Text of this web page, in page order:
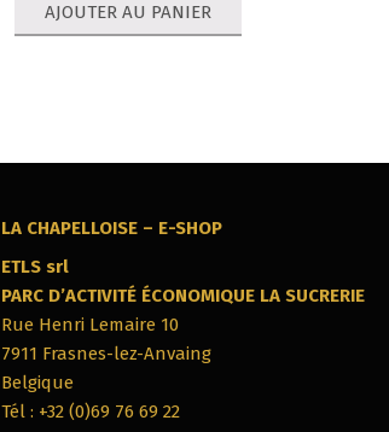
AJOUTER AU PANIER
LA CHAPELLOISE – E-SHOP
ETLS srl
PARC‭ ‬D’ACTIVITÉ ÉCONOMIQUE LA SUCRERIE
Rue Henri Lemaire 10
7911‭ ‬Frasnes-lez-Anvaing
Belgique
Tél : +32 (0)69 76 69 22